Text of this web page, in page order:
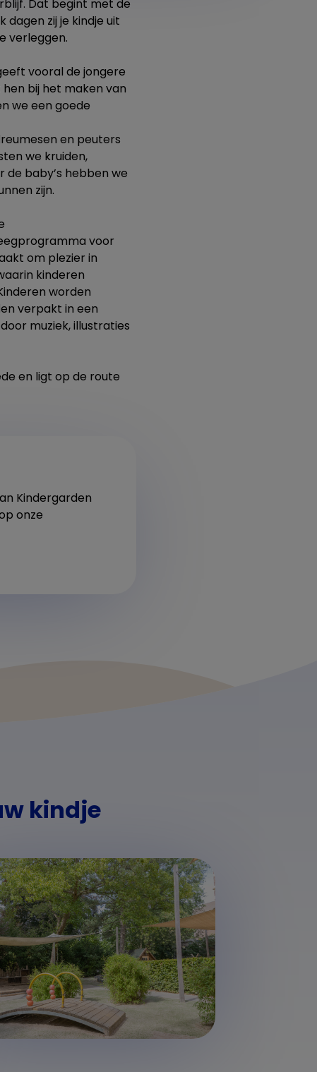
Dat begint met de
dagen zij je kindje uit
verleggen.
vooral de jongere
bij het maken van
we een goede
en peuters
we kruiden,
de baby’s hebben we
zijn.
voor
om plezier in
kinderen
worden
verpakt in een
muziek, illustraties
en ligt op de route
Kindergarden
onze
kindje